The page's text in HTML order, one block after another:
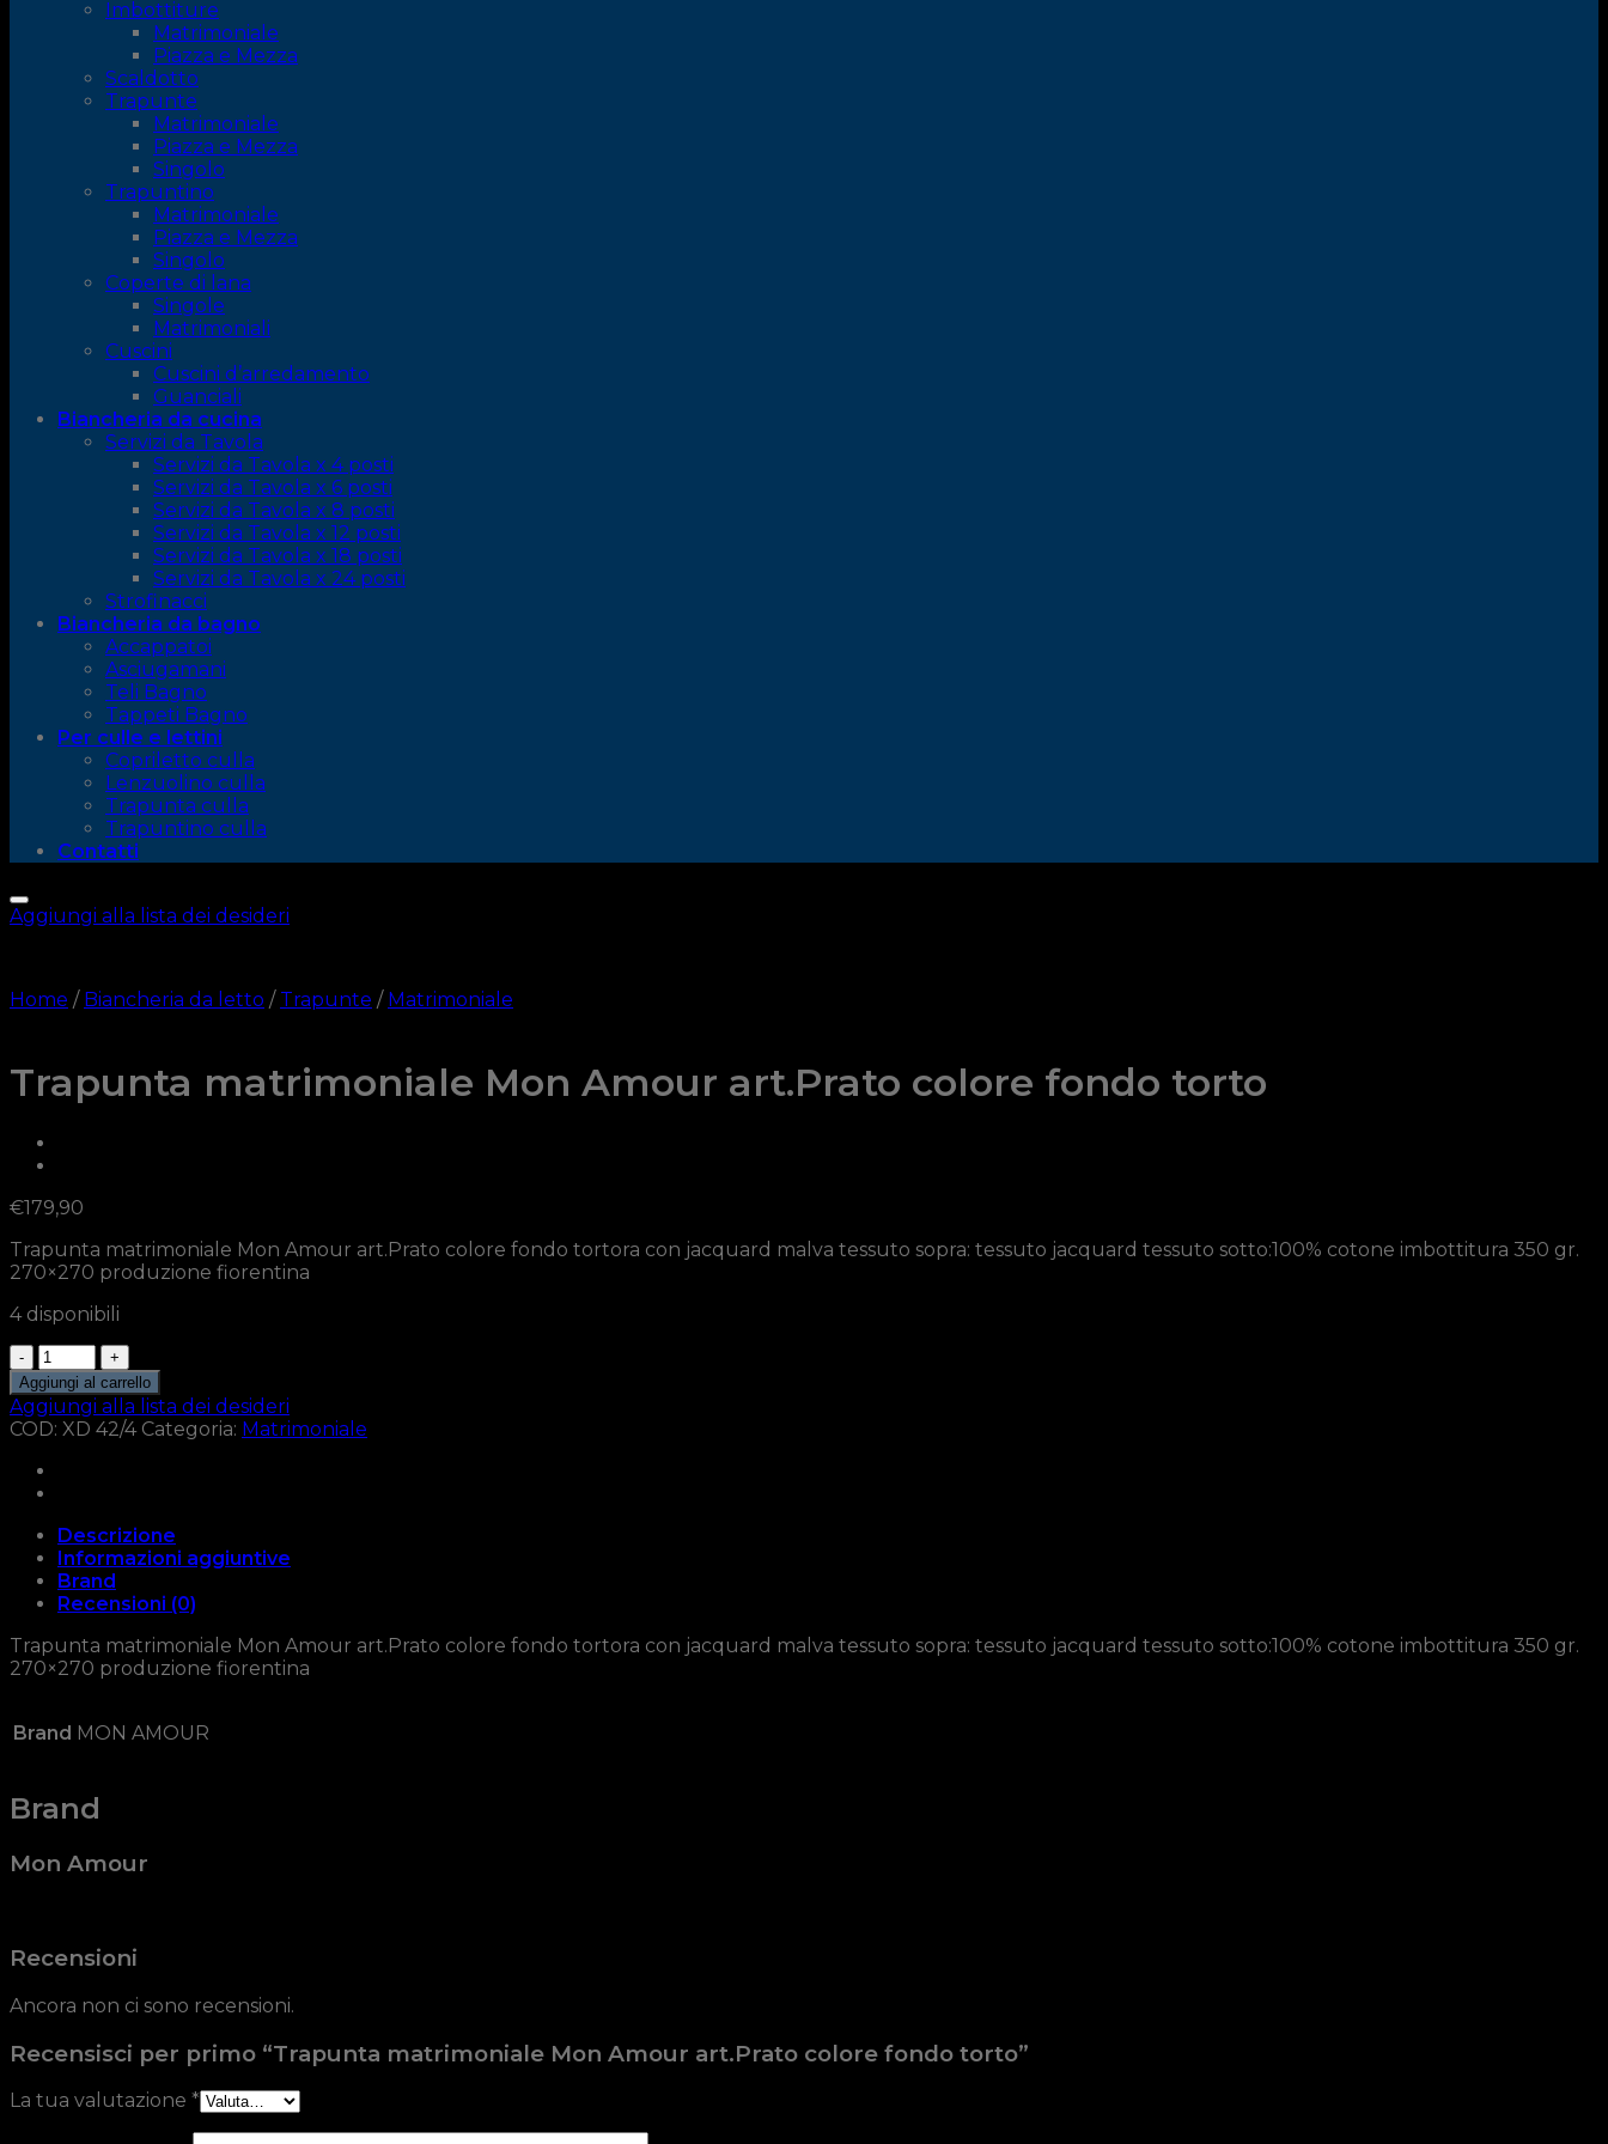
Imbottiture
Matrimoniale
Piazza e Mezza
Scaldotto
Trapunte
Matrimoniale
Piazza e Mezza
Singolo
Trapuntino
Matrimoniale
Piazza e Mezza
Singolo
Coperte di lana
Singole
Matrimoniali
Cuscini
Cuscini d’arredamento
Guanciali
Biancheria da cucina
Servizi da Tavola
Servizi da Tavola x 4 posti
Servizi da Tavola x 6 posti
Servizi da Tavola x 8 posti
Servizi da Tavola x 12 posti
Servizi da Tavola x 18 posti
Servizi da Tavola x 24 posti
Strofinacci
Biancheria da bagno
Accappatoi
Asciugamani
Teli Bagno
Tappeti Bagno
Per culle e lettini
Copriletto culla
Lenzuolino culla
Trapunta culla
Trapuntino culla
Contatti
Aggiungi alla lista dei desideri
Home / Biancheria da letto / Trapunte / Matrimoniale
Trapunta matrimoniale Mon Amour art.Prato colore fondo torto
€179,90
Trapunta matrimoniale Mon Amour art.Prato colore fondo tortora con jacquard malva tessuto sopra: tessuto jacquard tessuto sotto:100% cotone imbottitura 350 gr.
270×270 produzione fiorentina
4 disponibili
Trapunta
matrimoniale
Mon
Amour
art.Prato
colore
fondo
quantità
Aggiungi al carrello
Aggiungi alla lista dei desideri
COD: XD 42/4 Categoria: Matrimoniale
Descrizione
Informazioni aggiuntive
Brand
Recensioni (0)
Trapunta matrimoniale Mon Amour art.Prato colore fondo tortora con jacquard malva tessuto sopra: tessuto jacquard tessuto sotto:100% cotone imbottitura 350 gr.
270×270 produzione fiorentina
Brand MON AMOUR
Brand
Mon Amour
Recensioni
Ancora non ci sono recensioni.
Recensisci per primo “Trapunta matrimoniale Mon Amour art.Prato colore fondo torto”
La tua valutazione *